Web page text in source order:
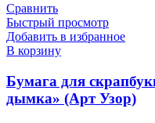
Сравнить
Быстрый просмотр
Добавить в избранное
В корзину
Бумага для
дымка» (Арт Узор)